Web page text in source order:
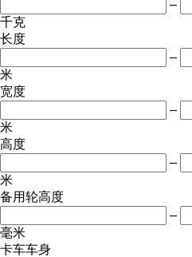
–
千克
长度
–
米
宽度
–
米
高度
–
米
备用轮高度
–
毫米
卡车车身